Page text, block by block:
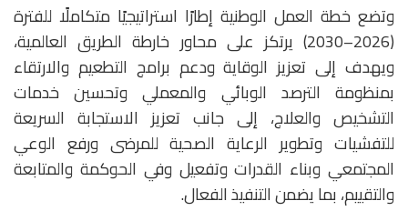
وتضع خطة العمل الوطنية إطارًا استراتيجيًا متكاملًا للفترة
(2026–2030) يرتكز على محاور خارطة الطريق العالمية،
ويهدف إلى تعزيز الوقاية ودعم برامج التطعيم والارتقاء
بمنظومة الترصد الوبائي والمعملي وتحسين خدمات
التشخيص والعلاج، إلى جانب تعزيز الاستجابة السريعة
للتفشيات وتطوير الرعاية الصحية للمرضى ورفع الوعي
المجتمعي وبناء القدرات وتفعيل وفي الحوكمة والمتابعة
والتقييم، بما يضمن التنفيذ الفعال.